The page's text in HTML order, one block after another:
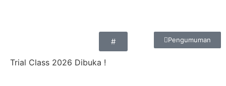
Pengumuman
#
Trial Class 2026 Dibuka !